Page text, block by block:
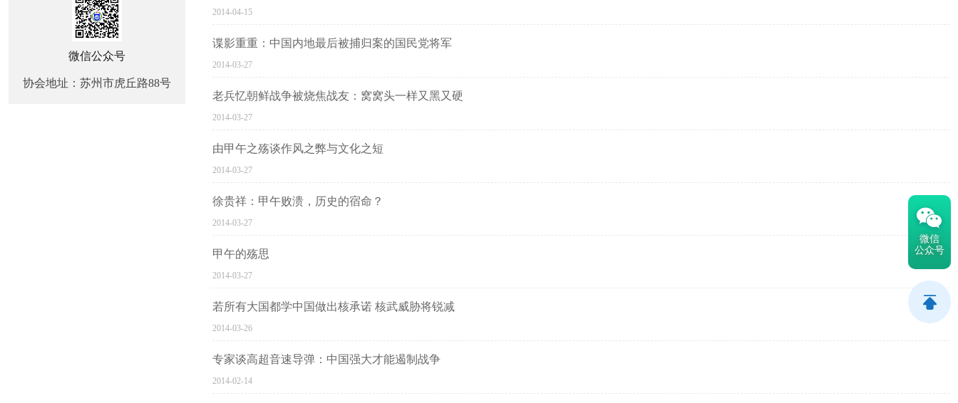
微信公众号
协会地址：苏州市虎丘路88号
2014-04-15
谍影重重：中国内地最后被捕归案的国民党将军
2014-03-27
老兵忆朝鲜战争被烧焦战友：窝窝头一样又黑又硬
2014-03-27
由甲午之殇谈作风之弊与文化之短
2014-03-27
徐贵祥：甲午败溃，历史的宿命？
2014-03-27
甲午的殇思
2014-03-27
若所有大国都学中国做出核承诺 核武威胁将锐减
2014-03-26
专家谈高超音速导弹：中国强大才能遏制战争
2014-02-14
微信
公众号